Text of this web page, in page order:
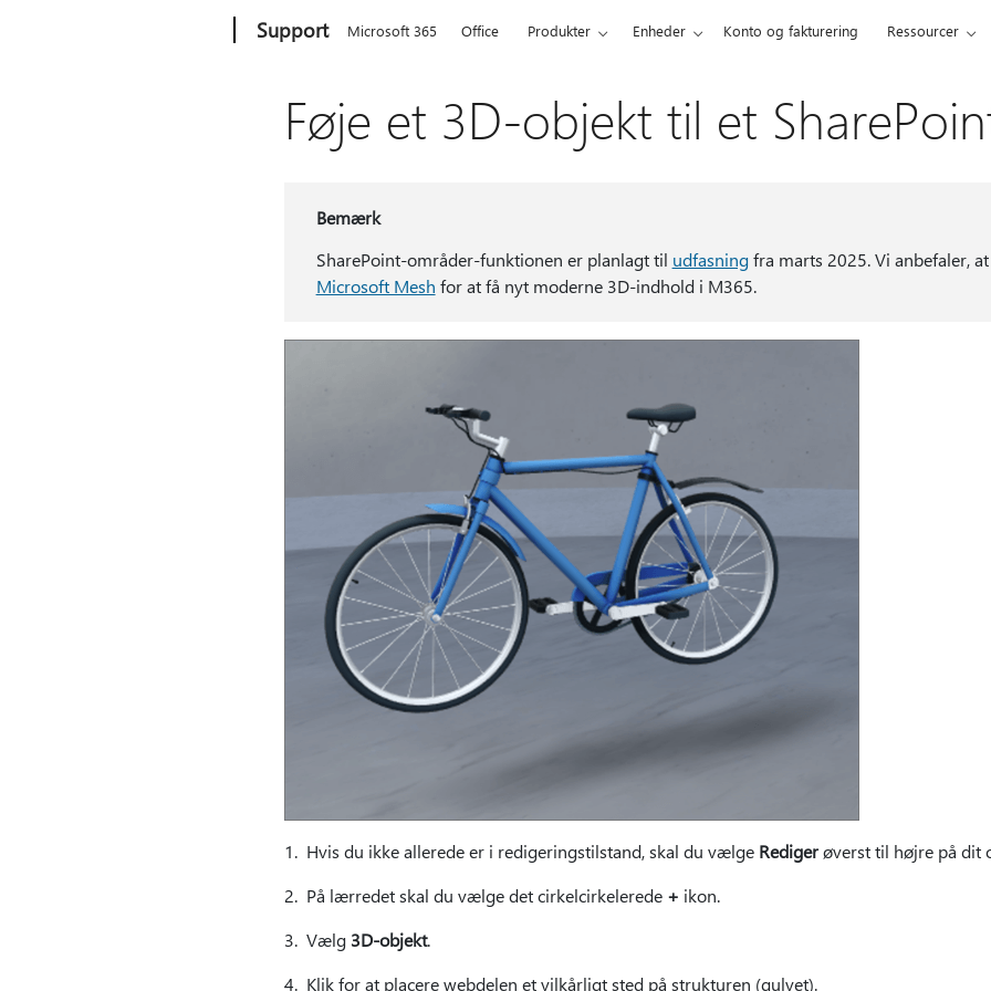
Support Microsoft 365 Office Produkter Enheder Konto og fakturering Ressourcer
Føje et 3D-objekt til et
Bemærk
SharePoint-områder-funktionen er planlagt til udfasningfra marts 2025. Vi anbefaler,
Microsoft Mesh for at få nyt moderne 3D-indhold i M365.
1. Hvis du ikke allerede er i redigeringstilstand, skal du vælge Redigerøverst til højre på dit
2. På lærredet skal du vælge det cirkelcirkelerede + ikon.
3. Vælg 3D-objekt.
4. Klik for at placere webdelen et vilkårligt sted på strukturen (gulvet).